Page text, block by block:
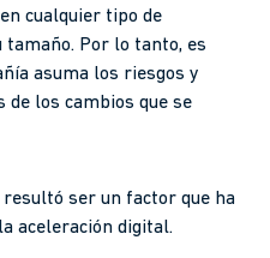
cualquier tipo de
tamaño. Por lo tanto, es
asuma los riesgos y
los cambios que se
resultó ser un factor que ha
aceleración digital.